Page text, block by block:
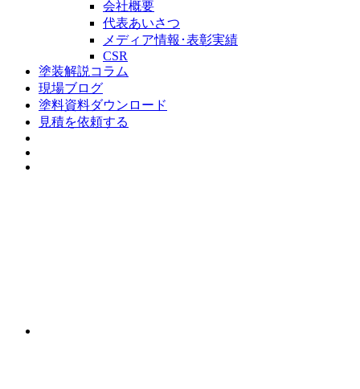
会社概要
代表あいさつ
メディア情報･表彰実績
CSR
塗装解説コラム
現場ブログ
塗料資料ダウンロード
見積を依頼する